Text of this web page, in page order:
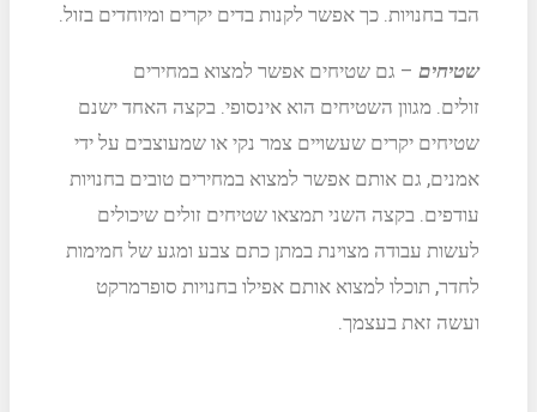
הבד בחנויות. כך אפשר לקנות בדים יקרים ומיוחדים בזול.
שטיחים – גם שטיחים אפשר למצוא במחירים
זולים. מגוון השטיחים הוא אינסופי. בקצה האחד ישנם
שטיחים יקרים שעשויים צמר נקי או שמעוצבים על ידי
אמנים, גם אותם אפשר למצוא במחירים טובים בחנויות
עודפים. בקצה השני תמצאו שטיחים זולים שיכולים
לעשות עבודה מצוינת במתן כתם צבע ומגע של חמימות
לחדר, תוכלו למצוא אותם אפילו בחנויות סופרמרקט
ועשה זאת בעצמך.